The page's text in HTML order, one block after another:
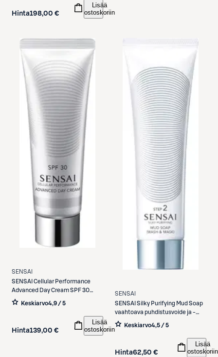
Hinta198,00 €
Lisää
ostoskoriin
SENSAI
SENSAI Cellular Performance
Advanced Day Cream SPF 30
päivävoide 50 ml
Keskiarvo4,9 / 5
Hinta139,00 €
Lisää
ostoskoriin
SENSAI
SENSAI Silky Purifying Mud Soap
vaahtoava puhdistusvoide ja -
naamio 125 ml
Keskiarvo4,5 / 5
Hinta62,50 €
Lisää
ostoskoriin